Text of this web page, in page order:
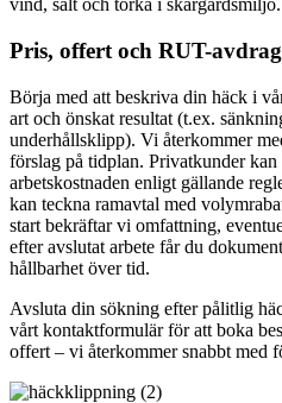
vind, salt och torka i skärgårdsmiljö.
Pris, offert och RUT-
Börja med att beskriva din häck i
art och önskat resultat (t.ex.
underhållsklipp). Vi återkommer
förslag på tidplan. Privatkunder
arbetskostnaden enligt gällande
kan teckna ramavtal med
start bekräftar vi omfattning,
efter avslutat arbete får du
hållbarhet över tid.
Avsluta din sökning efter pålitlig
vårt kontaktformulär för att boka
offert – vi återkommer snabbt med